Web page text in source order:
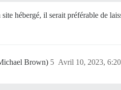
hébergé, il serait préférable de
Brown) Avril 10, 2023, 6:20
5